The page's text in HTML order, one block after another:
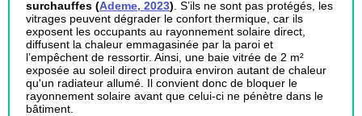
surchauffes (Ademe, 2023) . S’ils ne sont pas protégés, les
vitrages peuvent dégrader le confort thermique, car ils
exposent les occupants au rayonnement solaire direct,
diffusent la chaleur emmagasinée par la paroi et
l’empêchent de ressortir. Ainsi, une baie vitrée de 2 m²
exposée au soleil direct produira environ autant de chaleur
qu'un radiateur allumé. Il convient donc de bloquer le
rayonnement solaire avant que celui-ci ne pénètre dans le
bâtiment.